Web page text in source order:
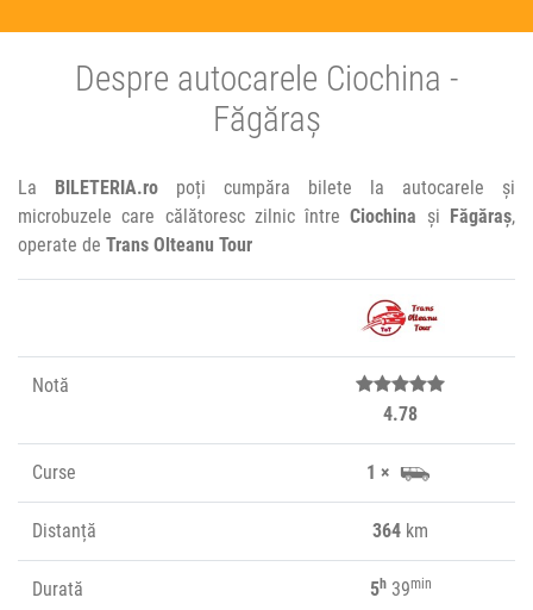
Despre autocarele Ciochina -
Făgăraș
La BILETERIA.ro poți cumpăra bilete la autocarele și
microbuzele care călătoresc zilnic întreCiochina și Făgăraș,
operate de Trans Olteanu Tour
Notă
4.78
Curse 1 ×
Distanță 364 km
Durată 5h39min